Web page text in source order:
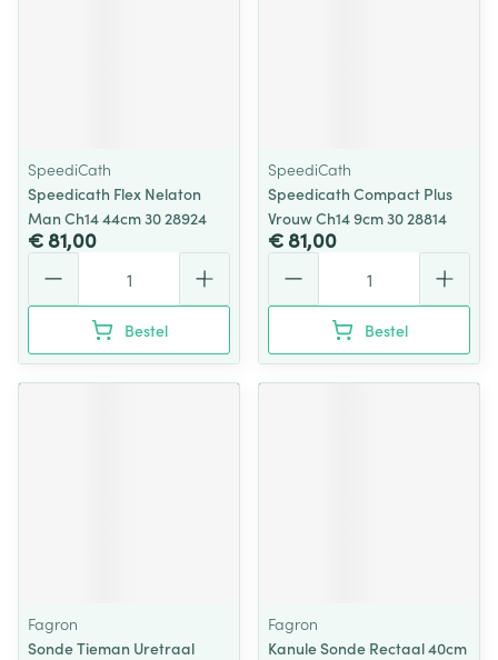
SpeediCath
Speedicath Flex Nelaton
Man Ch14 44cm 30 28924
€ 81,00
Bestel
SpeediCath
Speedicath Compact Plus
Vrouw Ch14 9cm 30 28814
€ 81,00
Bestel
Fagron
Sonde Tieman Uretraal
Fagron
Kanule Sonde Rectaal 40cm